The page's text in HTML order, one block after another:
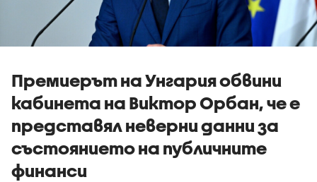
Премиерът на Унгария обвини
кабинета на Виктор Орбан, че е
представял неверни данни за
състоянието на публичните
финанси